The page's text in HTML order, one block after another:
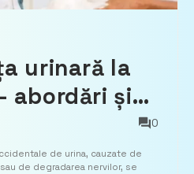
urinară la
abordări și
îngrijirea0
de urina, cauzate de
de degradarea nervilor, se